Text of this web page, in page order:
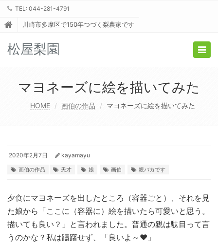
TEL: 044-281-4791
川崎市多摩区で150年つづく梨農家です
松屋梨園
マヨネーズに絵を描いてみた
HOME 画伯の作品 マヨネーズに絵を描いてみた
2020年2月7日 kayamayu
画伯の作品 天才 娘 画伯 親バカです
夕食にマヨネーズを出したところ（容器ごと）、それを見
た娘から「ここに（容器に）絵を描いたら可愛いと思う。
描いても良い？」と言われました。普通の親は駄目って言
うのかな？私は躊躇せず、「良いよ～♥」